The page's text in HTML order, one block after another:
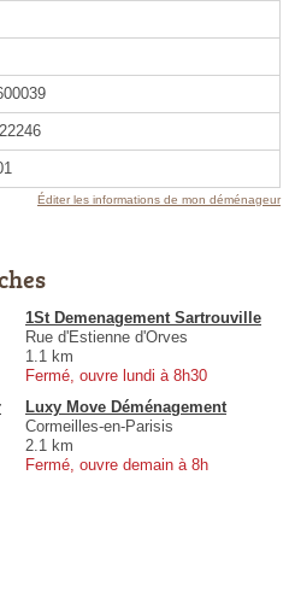
Éditer les informations de mon déménageur
1St Demenagement Sartrouville
Rue d'Estienne d'Orves
1.1 km
Fermé, ouvre lundi à 8h30
Luxy Move Déménagement
Cormeilles-en-Parisis
2.1 km
Fermé, ouvre demain à 8h